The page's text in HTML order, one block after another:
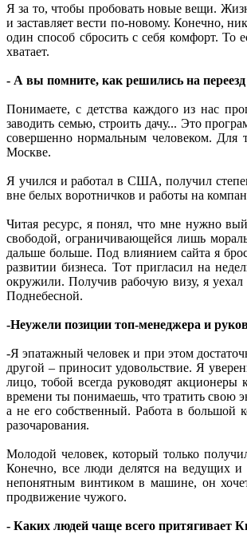
Я за то, чтобы пробовать новые вещи.
и заставляет вести по-новому. Конечно,
один способ сбросить с себя комфорт. То
хватает.
- А вы помните, как решились на
Понимаете, с детства каждого из нас
заводить семью, строить дачу... Это
совершенно нормальным человеком. Для
Москве.
Я учился и работал в США, получил
вне белых воротничков и работы на
Читая ресурс, я понял, что мне нужно
свободой, ограничивающейся лишь
дальше больше. Под влиянием сайта я
развитии бизнеса. Тот пригласил на
окружили. Получив рабочую визу, я
Поднебесной.
-Неужели позиции топ-менеджера и
-Я эпатажный человек и при этом
другой – приносит удовольствие. Я
лицо, тобой всегда руководят
времени ты понимаешь, что тратить свою
а не его собственный. Работа в большой
разочарования.
Молодой человек, который только
Конечно, все люди делятся на ведущих
непонятным винтиком в машине, он
продвижение чужого.
- Каких людей чаще всего притягивает